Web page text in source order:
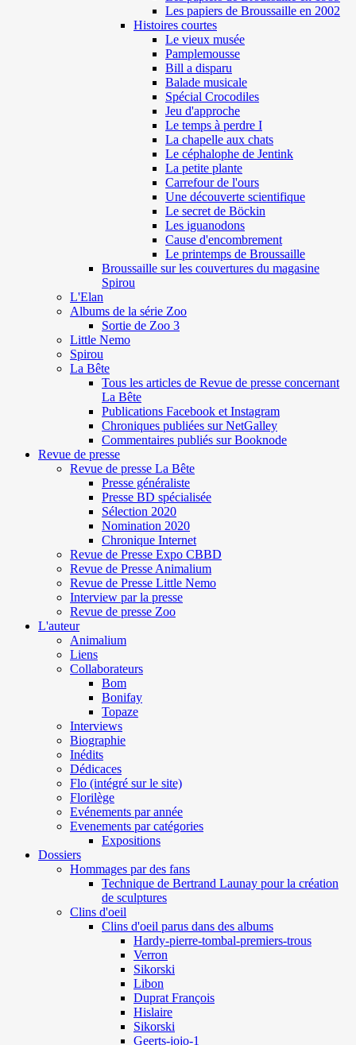
Les papiers de Broussaille en 2002
Histoires courtes
Le vieux musée
Pamplemousse
Bill a disparu
Balade musicale
Spécial Crocodiles
Jeu d'approche
Le temps à perdre I
La chapelle aux chats
Le céphalophe de Jentink
La petite plante
Carrefour de l'ours
Une découverte scientifique
Le secret de Böckin
Les iguanodons
Cause d'encombrement
Le printemps de Broussaille
Broussaille sur les couvertures du magasine
Spirou
L'Elan
Albums de la série Zoo
Sortie de Zoo 3
Little Nemo
Spirou
La Bête
Tous les articles de Revue de presse concernant
La Bête
Publications Facebook et Instagram
Chroniques publiées sur NetGalley
Commentaires publiés sur Booknode
Revue de presse
Revue de presse La Bête
Presse généraliste
Presse BD spécialisée
Sélection 2020
Nomination 2020
Chronique Internet
Revue de Presse Expo CBBD
Revue de Presse Animalium
Revue de Presse Little Nemo
Interview par la presse
Revue de presse Zoo
L'auteur
Animalium
Liens
Collaborateurs
Bom
Bonifay
Topaze
Interviews
Biographie
Inédits
Dédicaces
Flo (intégré sur le site)
Florilège
Evénements par année
Evenements par catégories
Expositions
Dossiers
Hommages par des fans
Technique de Bertrand Launay pour la création
de sculptures
Clins d'oeil
Clins d'oeil parus dans des albums
Hardy-pierre-tombal-premiers-trous
Verron
Sikorski
Libon
Duprat François
Hislaire
Sikorski
Geerts-jojo-1